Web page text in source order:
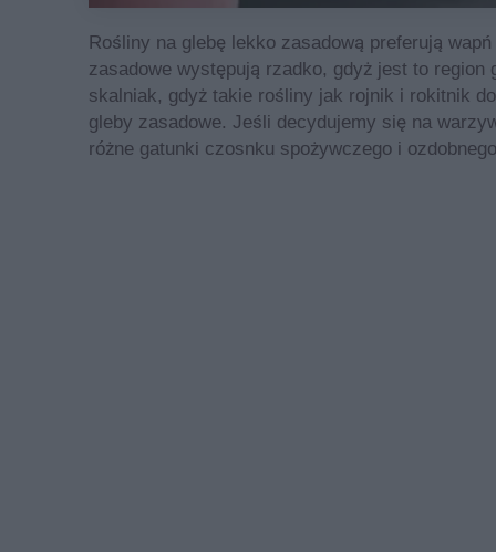
Rośliny na glebę lekko zasadową preferują
zasadowe występują rzadko, gdyż jest to
skalniak, gdyż takie rośliny jak rojnik i rokitnik
gleby zasadowe. Jeśli decydujemy się na
różne gatunki czosnku spożywczego i